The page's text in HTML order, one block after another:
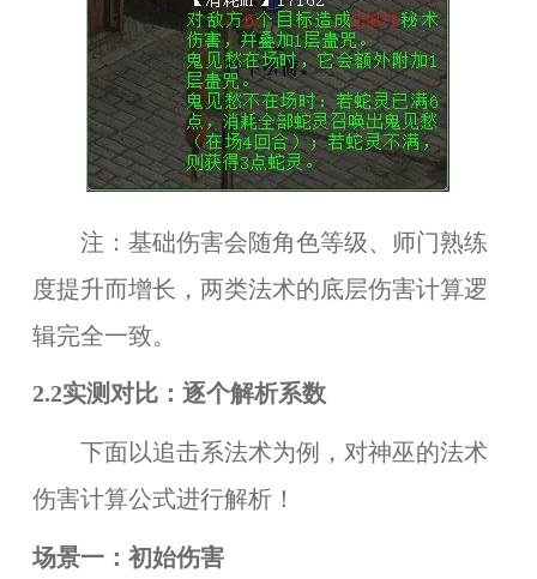
注：基础伤害会随角色等级、师门熟练
度提升而增长，两类法术的底层伤害计算逻
辑完全一致。
2.2实测对比：逐个解析系数
下面以追击系法术为例，对神巫的法术
伤害计算公式进行解析！
场景一：初始伤害